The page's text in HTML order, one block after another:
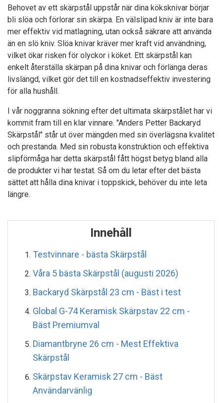
Behovet av ett skärpstål uppstår när dina köksknivar börjar
bli slöa och förlorar sin skärpa. En välslipad kniv är inte bara
mer effektiv vid matlagning, utan också säkrare att använda
än en slö kniv. Slöa knivar kräver mer kraft vid användning,
vilket ökar risken för olyckor i köket. Ett skärpstål kan
enkelt återställa skärpan på dina knivar och förlänga deras
livslängd, vilket gör det till en kostnadseffektiv investering
för alla hushåll.
I vår noggranna sökning efter det ultimata skärpstålet har vi
kommit fram till en klar vinnare. "Anders Petter Backaryd
Skärpstål" står ut över mängden med sin överlägsna kvalitet
och prestanda. Med sin robusta konstruktion och effektiva
slipförmåga har detta skärpstål fått högst betyg bland alla
de produkter vi har testat. Så om du letar efter det bästa
sättet att hålla dina knivar i toppskick, behöver du inte leta
längre.
Innehåll
Testvinnare - bästa Skärpstål
Våra 5 bästa Skärpstål (augusti 2026)
Backaryd Skärpstål 23 cm - Bäst i test
Global G-74 Keramisk Skärpstav 22 cm -
Bäst Premiumval
Diamantbryne 26 cm - Mest Effektiva
Skärpstål
Skärpstav Keramisk 27 cm - Bäst
Användarvänlig